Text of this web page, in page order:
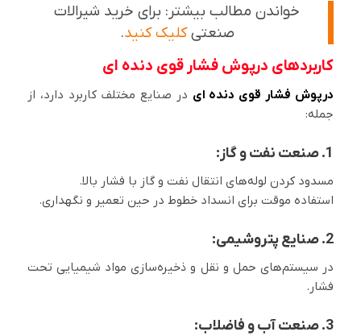
خواندن مطالب بیشتر: برای خرید شیرالات
صنعتیکلیک کنید.
کاربردهای درپوش فشار قوی دنده ای
درپوش فشار قوی دنده ای در صنایع مختلف کاربرد دارد، از
جمله:
1. صنعت نفت و گاز:
مسدود کردن لوله‌های انتقال نفت و گاز با فشار بالا.
استفاده موقت برای انسداد خطوط در حین تعمیر و نگهداری.
2. صنایع پتروشیمی:
در سیستم‌های حمل و نقل و ذخیره‌سازی مواد شیمیایی تحت
فشار.
3. صنعت آب و فاضلاب: